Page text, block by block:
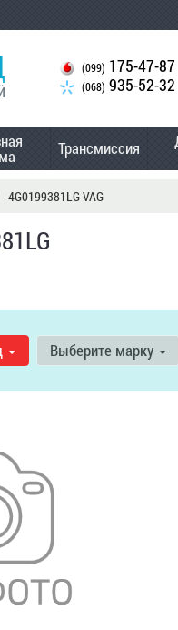
(099) 175-47-87
(068) 935-52-32
Трансмиссия
4G0199381LG VAG
Выберите марку